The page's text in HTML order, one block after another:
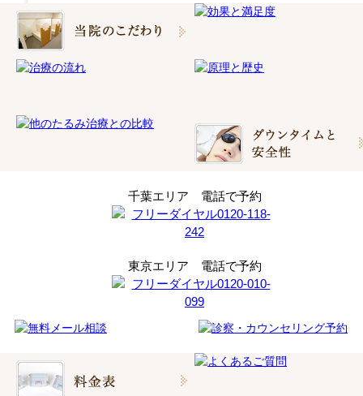
千葉エリア 電話で予約
東京エリア 電話で予約